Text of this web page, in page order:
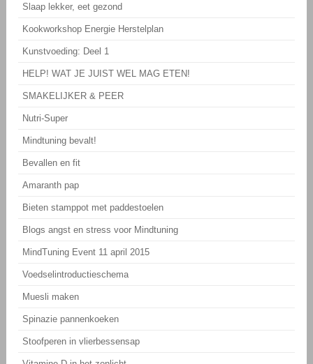
Slaap lekker, eet gezond
Kookworkshop Energie Herstelplan
Kunstvoeding: Deel 1
HELP! WAT JE JUIST WEL MAG ETEN!
SMAKELIJKER & PEER
Nutri-Super
Mindtuning bevalt!
Bevallen en fit
Amaranth pap
Bieten stamppot met paddestoelen
Blogs angst en stress voor Mindtuning
MindTuning Event 11 april 2015
Voedselintroductieschema
Muesli maken
Spinazie pannenkoeken
Stoofperen in vlierbessensap